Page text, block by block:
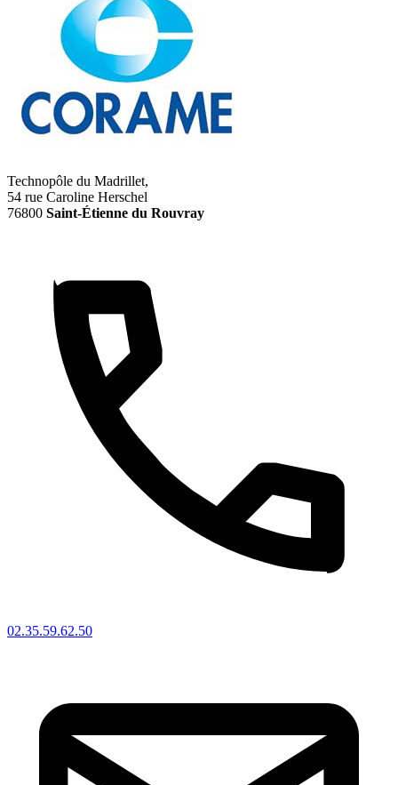
Technopôle du Madrillet,
54 rue Caroline Herschel
76800 Saint-Étienne du Rouvray
02.35.59.62.50